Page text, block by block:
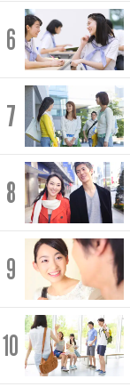
6
7
8
9
10